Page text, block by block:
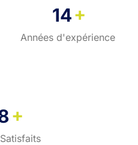
14+
Années d'expérience
+